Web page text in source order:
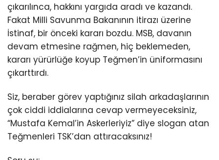
çıkarılınca, hakkını yargıda aradı ve kazandı.
Fakat Milli Savunma Bakanının itirazı üzerine
İstinaf, bir önceki kararı bozdu. MSB, davanın
devam etmesine rağmen, hiç beklemeden,
kararı yürürlüğe koyup Teğmen’in üniformasını
çıkarttırdı.
Siz, beraber görev yaptığınız silah arkadaşlarının
çok ciddi iddialarına cevap vermeyeceksiniz,
“Mustafa Kemal’in Askerleriyiz” diye slogan atan
Teğmenleri TSK’dan attıracaksınız!